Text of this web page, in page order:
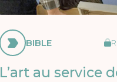
BIBLE
L’art au service